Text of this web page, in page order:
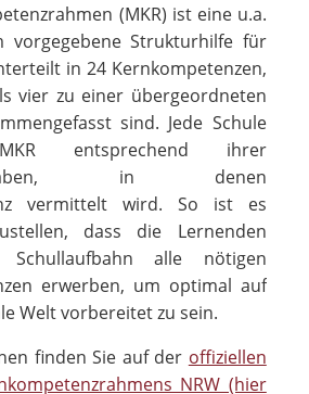
(MKR) ist eine u.a.
vorgegebene Strukturhilfe für
in 24 Kernkompetenzen,
vier zu einer übergeordneten
sind. Jede Schule
entsprechend ihrer
in denen
vermittelt wird. So ist es
dass die Lernenden
alle nötigen
erwerben, um optimal auf
Welt vorbereitet zu sein.
finden Sie auf der offiziellen
NRW (hier